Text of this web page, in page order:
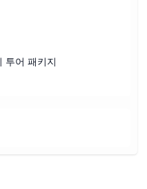
투어 패키지